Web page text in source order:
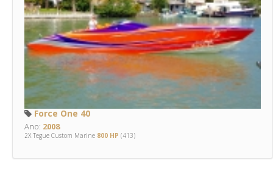
Force One 40
Ano: 2008
2X Tegue Custom Marine 800 HP (413)